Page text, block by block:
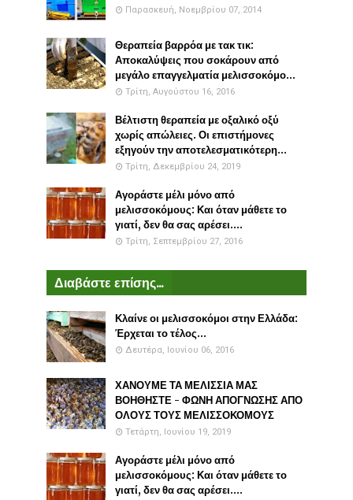
Παρασκευή, Νοεμβρίου 07, 2014
Θεραπεία βαρρόα με τακ τικ:
Αποκαλύψεις που σοκάρουν από
μεγάλο επαγγελματία μελισσοκόμο...
Τρίτη, Αυγούστου 16, 2016
Βέλτιστη θεραπεία με οξαλικό οξύ
χωρίς απώλειες. Οι επιστήμονες
εξηγούν την αποτελεσματικότερη...
Τρίτη, Δεκεμβρίου 24, 2019
Αγοράστε μέλι μόνο από
μελισσοκόμους: Και όταν μάθετε το
γιατί, δεν θα σας αρέσει....
Τρίτη, Σεπτεμβρίου 27, 2016
Διαβάστε επίσης...
Κλαίνε οι μελισσοκόμοι στην Ελλάδα:
Έρχεται το τέλος...
Δευτέρα, Ιουνίου 06, 2016
ΧΑΝΟΥΜΕ ΤΑ ΜΕΛΙΣΣΙΑ ΜΑΣ
ΒΟΗΘΗΣΤΕ - ΦΩΝΗ ΑΠΟΓΝΩΣΗΣ ΑΠΟ
ΟΛΟΥΣ ΤΟΥΣ ΜΕΛΙΣΣΟΚΟΜΟΥΣ
Τετάρτη, Ιουνίου 19, 2019
Αγοράστε μέλι μόνο από
μελισσοκόμους: Και όταν μάθετε το
γιατί, δεν θα σας αρέσει....